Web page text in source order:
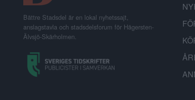
Bättre Stadsdel är en lokal nyhetssajt,
anslagstavla och stadsdelsforum för Hägersten-
Älvsjö-Skärholmen.